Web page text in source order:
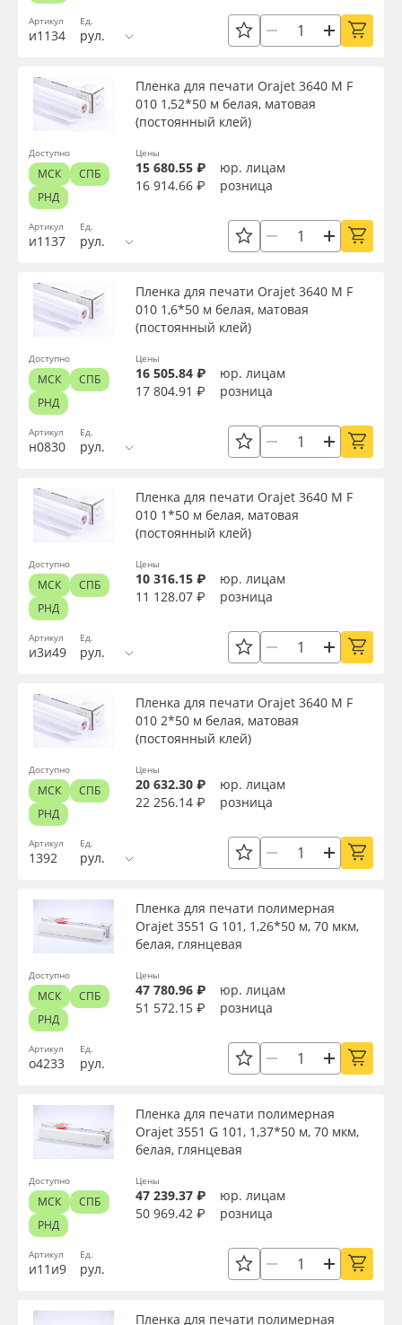
Баннер
Упаковка
Страна происхождения
Торговая марка
Назначение
Особые свойства
Применить
Сбросить фильтр
Артикул
и1134
Ед.
рул.
Артикул
и1137
Пленка для печати Orajet 3640 M F
010 1,52*50 м белая, матовая
(постоянный клей)
Ед.
рул.
Цены
15 680.55 ₽
юр. лицам
16 914.66 ₽
розница
Доступно
МСК
СПБ
РНД
Артикул
н0830
Пленка для печати Orajet 3640 M F
010 1,6*50 м белая, матовая
(постоянный клей)
Ед.
рул.
Цены
16 505.84 ₽
юр. лицам
17 804.91 ₽
розница
Доступно
МСК
СПБ
РНД
Артикул
и3и49
Пленка для печати Orajet 3640 M F
010 1*50 м белая, матовая
(постоянный клей)
Ед.
рул.
Цены
10 316.15 ₽
юр. лицам
11 128.07 ₽
розница
Доступно
МСК
СПБ
РНД
Артикул
1392
Пленка для печати Orajet 3640 M F
010 2*50 м белая, матовая
(постоянный клей)
Ед.
рул.
Цены
20 632.30 ₽
юр. лицам
22 256.14 ₽
розница
Доступно
МСК
СПБ
РНД
Артикул
о4233
Пленка для печати полимерная
Orajet 3551 G 101, 1,26*50 м, 70 мкм,
белая, глянцевая
Ед.
рул.
Цены
47 780.96 ₽
юр. лицам
51 572.15 ₽
розница
Доступно
МСК
СПБ
РНД
Артикул
и11и9
Пленка для печати полимерная
Orajet 3551 G 101, 1,37*50 м, 70 мкм,
белая, глянцевая
Ед.
рул.
Цены
47 239.37 ₽
юр. лицам
50 969.42 ₽
розница
Доступно
МСК
СПБ
РНД
Пленка для печати полимерная